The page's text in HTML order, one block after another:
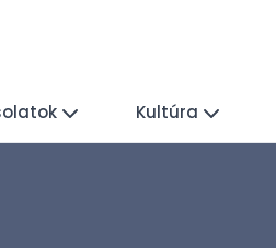
Kultúra